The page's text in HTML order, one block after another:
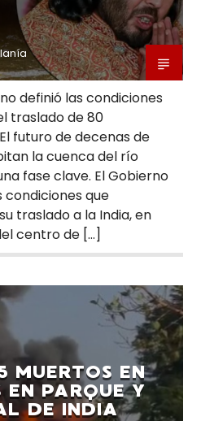
definió las condiciones
traslado de 80
futuro de decenas de
la cuenca del río
fase clave. El Gobierno
condiciones que
traslado a la India, en
centro de […]
MUERTOS EN
EN PARQUE Y
DE INDIA